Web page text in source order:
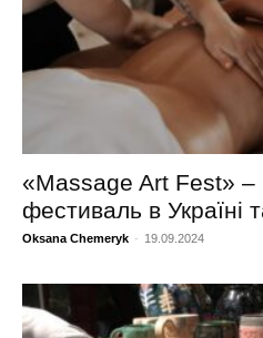
«Massage Art Fest»
фестиваль в Україні
Oksana Chemeryk - 19.09.2024